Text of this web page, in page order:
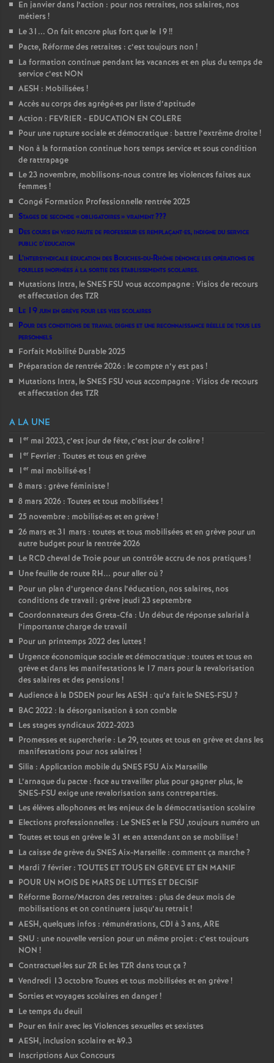
En janvier dans l’action : pour nos retraites, nos salaires, nos
métiers !
Le 31... On fait encore plus fort que le 19!!
Pacte, Réforme des retraites : c’est toujours non !
La formation continue pendant les vacances et en plus du temps de
service c’est NON
AESH : Mobilisées !
Accès au corps des agrégé·es par liste d’aptitude
Action : FEVRIER - EDUCATION EN COLERE
Pour une rupture sociale et démocratique : battre l’extrême droite!
Non à la formation continue hors temps service et sous condition
de rattrapage
Le 23 novembre, mobilisons-nous contre les violences faites aux
femmes !
Congé Formation Professionnelle rentrée 2025
Stages de seconde «obligatoires» vraiment???
Des cours en visio faute de professeur·es remplaçant·es, indigne du service
public d’éducation
L’intersyndicale éducation des Bouches-du-Rhône dénonce les opérations de
fouilles inopinées à la sortie des établissements scolaires.
Mutations Intra, le SNES FSU vous accompagne : Visios de recours
et affectation des TZR
Le 19 juin en grève pour les vies scolaires
Pour des conditions de travail dignes et une reconnaissance réelle de tous les
personnels
Forfait Mobilité Durable 2025
Préparation de rentrée 2026 : le compte n’y est pas !
Mutations Intra, le SNES FSU vous accompagne : Visios de recours
et affectation des TZR
A LA UNE
1 er mai 2023, c’est jour de fête, c’est jour de colère!
1 er Fevrier : Toutes et tous en grève
1 er mai mobilisé·es !
8 mars : grève féministe!
8 mars 2026 : Toutes et tous mobilisées !
25 novembre : mobilisé·es et en grève!
26 mars et 31 mars : toutes et tous mobilisées et en grève pour un
autre budget pour la rentrée 2026
Le RCD cheval de Troie pour un contrôle accru de nos pratiques !
Une feuille de route RH... pour aller où?
Pour un plan d’urgence dans l’éducation, nos salaires, nos
conditions de travail : grève jeudi 23 septembre
Coordonnateurs des Greta-Cfa : Un début de réponse salarial à
l’importante charge de travail
Pour un printemps 2022 des luttes !
Urgence économique sociale et démocratique : toutes et tous en
grève et dans les manifestations le 17 mars pour la revalorisation
des salaires et des pensions !
Audience à la DSDEN pour les AESH : qu’a fait le SNES-FSU ?
BAC 2022 : la désorganisation à son comble
Les stages syndicaux 2022-2023
Promesses et supercherie : Le 29, toutes et tous en grève et dans les
manifestations pour nos salaires !
Silia : Application mobile du SNES FSU Aix Marseille
L’arnaque du pacte : face au travailler plus pour gagner plus, le
SNES-FSU exige une revalorisation sans contreparties.
Les élèves allophones et les enjeux de la démocratisation scolaire
Elections professionnelles : Le SNES et la FSU ,toujours numéro un
Toutes et tous en grève le 31 et en attendant on se mobilise!
La caisse de grève du SNES Aix-Marseille : comment ça marche?
Mardi 7 février : TOUTES ET TOUS EN GREVE ET EN MANIF
POUR UN MOIS DE MARS DE LUTTES ET DECISIF
Réforme Borne/Macron des retraites : plus de deux mois de
mobilisations et on continuera jusqu’au retrait!
AESH, quelques infos : rémunérations, CDI à 3 ans, ARE
SNU : une nouvelle version pour un même projet : c’est toujours
NON !
Contractuel·les sur ZR Et les TZR dans tout ça ?
Vendredi 13 octobre Toutes et tous mobilisées et en grève!
Sorties et voyages scolaires en danger!
Le temps du deuil
Pour en finir avec les Violences sexuelles et sexistes
AESH, inclusion scolaire et 49.3
Inscriptions Aux Concours